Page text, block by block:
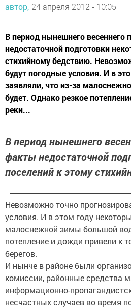
автор, 24 апреля 2012 - 10:05
В период нынешнего
недостаточной подготовки
стихийному бедствию.
будут погодные условия. И в
заявляли, что из-за
будет. Однако резкое
реки...
В период нынешнего
факты недостаточной
поселений к этому
Невозможно точно
условия. И в этом году
малоснежной зимы большой
потепление и дожди привели к
берегов.
И нынче в районе были
комиссии, районные средства
информационно-
несчастных случаев во время